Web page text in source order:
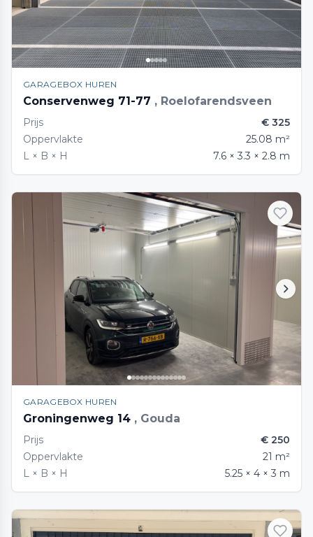
GARAGEBOX HUREN
Conservenweg 71-77 , Roelofarendsveen
Prijs
€ 325
Oppervlakte
25.08 m²
L × B × H
7.6 × 3.3 × 2.8 m
GARAGEBOX HUREN
Groningenweg 14 , Gouda
Prijs
€ 250
Oppervlakte
21 m²
L × B × H
5.25 × 4 × 3 m